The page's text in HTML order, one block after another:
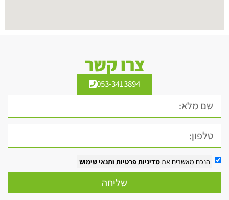
צרו קשר
053-3413894
הנכם מאשרים אתמדיניות פרטיות ותנאי שימוש
שליחה